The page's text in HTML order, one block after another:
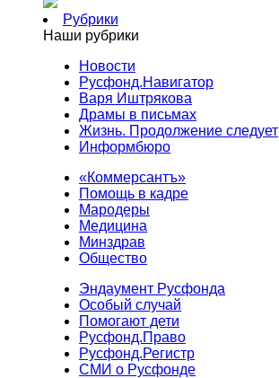
Рубрики
Наши рубрики
Новости
Русфонд.Навигатор
Варя Иштрякова
Драмы в письмах
Жизнь. Продолжение следует
Информбюро
«Коммерсантъ»
Помощь в кадре
Мародеры
Медицина
Минздрав
Общество
Эндаумент Русфонда
Особый случай
Помогают дети
Русфонд.Право
Русфонд.Регистр
СМИ о Русфонде